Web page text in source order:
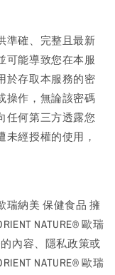
準確、完整且最新
可能導致您在本服
於存取本服務的密
操作，無論該密碼
任何第三方透露您
經授權的使用，
瑞納美 保健食品 擁
NATURE® 歐瑞
內容、隱私政策或
NATURE® 歐瑞